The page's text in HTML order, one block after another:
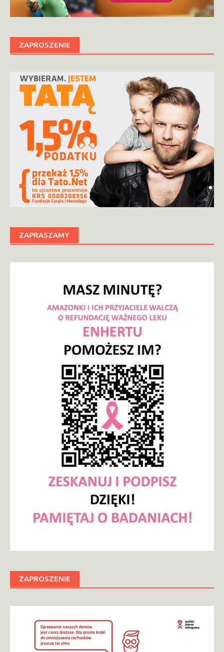
ZAPROSZENIE
ZAPRASZAMY
ZAPROSZENIE